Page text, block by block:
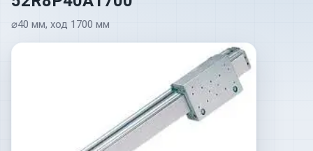
⌀40 мм, ход 1700 мм